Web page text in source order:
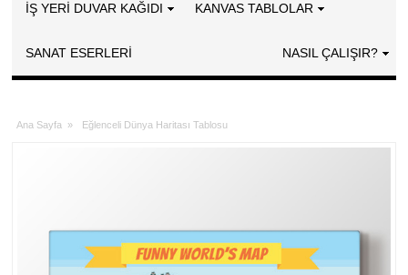
İŞ YERİ DUVAR KAĞIDI KANVAS TABLOLAR
SANAT ESERLERI NASIL ÇALIŞIR?
Ana Sayfa » Eğlenceli Dünya Haritası Tablosu